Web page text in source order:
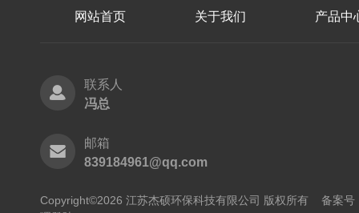
网站首页 关于我们 产品中
联系人
冯总
邮箱
839184961@qq.com
Copyright©2026 江苏杰硕环保科技有限公司 版权所有 备案号